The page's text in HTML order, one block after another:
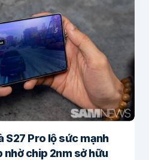
S27 Pro lộ sức mạnh
nhờ chip 2nm sở hữu